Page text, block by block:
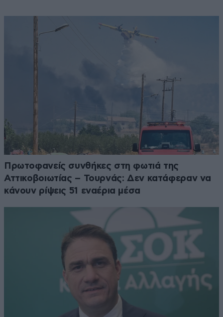
Πρωτοφανείς συνθήκες στη φωτιά της
Αττικοβοιωτίας – Τουρνάς: Δεν κατάφεραν να
κάνουν ρίψεις 51 εναέρια μέσα